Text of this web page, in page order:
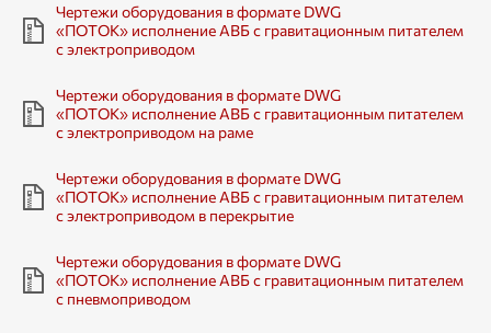
Чертежи оборудования в формате DWG
«ПОТОК» исполнение АВБ с гравитационным питателем
с электроприводом
Чертежи оборудования в формате DWG
«ПОТОК» исполнение АВБ с гравитационным питателем
с электроприводом на раме
Чертежи оборудования в формате DWG
«ПОТОК» исполнение АВБ с гравитационным питателем
с электроприводом в перекрытие
Чертежи оборудования в формате DWG
«ПОТОК» исполнение АВБ с гравитационным питателем
с пневмоприводом